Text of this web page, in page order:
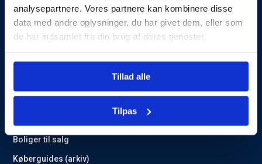
analysepartnere. Vores partnere kan kombinere disse
data med andre oplysninger, du har givet dem, eller som
de har indsamlet fra din brug af deres tjenester.
Tillad alle
Tilpas
Mød Rådgiverne
Boliger til salg
Køberguides (arkiv)